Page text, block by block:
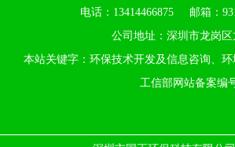
电话：13414466875 邮箱：
公司地址：深圳市龙岗
本站关键字：环保技术开发及信息咨询、
工信部网站备案编